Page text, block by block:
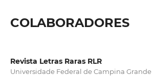
COLABORADORES
Revista Letras Raras RLR
Universidade Federal de Campina Grande